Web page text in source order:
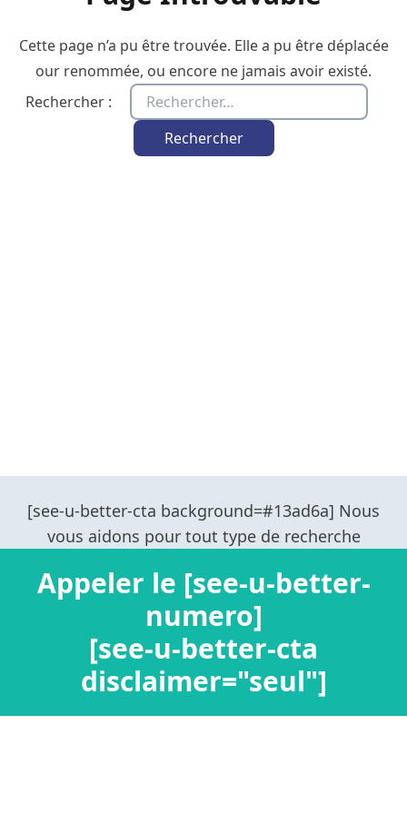
Cette page n’a pu être trouvée. Elle a pu être déplacée
our renommée, ou encore ne jamais avoir existé.
Rechercher :
Appeler le [see-u-better-
numero]
[see-u-better-cta
disclaimer="seul"]